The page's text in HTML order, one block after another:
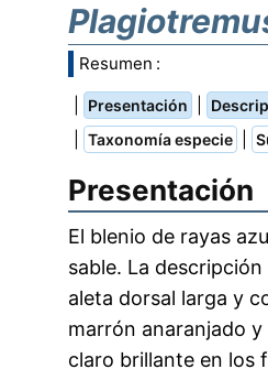
Resumen :
Presentación
Taxonomía especie
Presentación
El blenio de rayas
sable. La
aleta dorsal larga y
marrón anaranjado
claro brillante en los